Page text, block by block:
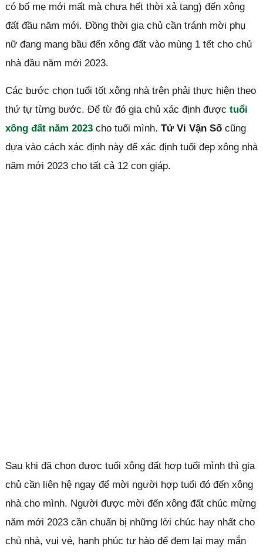
có bố mẹ mới mất mà chưa hết thời xả tang) đến xông
đất đầu năm mới. Đồng thời gia chủ cần tránh mời phụ
nữ đang mang bầu đến xông đất vào mùng 1 tết cho chủ
nhà đầu năm mới 2023.
Các bước chọn tuổi tốt xông nhà trên phải thực hiện theo
thứ tự từng bước. Để từ đó gia chủ xác định được tuổi
xông đất năm 2023cho tuổi mình. Tử Vi Vận Sốcũng
dựa vào cách xác định này để xác định tuổi đẹp xông nhà
năm mới 2023 cho tất cả 12 con giáp.
Sau khi đã chọn được tuổi xông đất hợp tuổi mình thì gia
chủ cần liên hệ ngay để mời người hợp tuổi đó đến xông
nhà cho mình. Người được mời đến xông đất chúc mừng
năm mới 2023 cần chuẩn bị những lời chúc hay nhất cho
chủ nhà, vui vẻ, hạnh phúc tự hào để đem lại may mắn